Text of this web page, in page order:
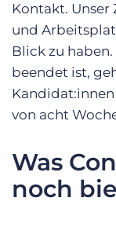
Kontakt. Unser
und
Blick zu
beendet ist,
von acht
Was
noch